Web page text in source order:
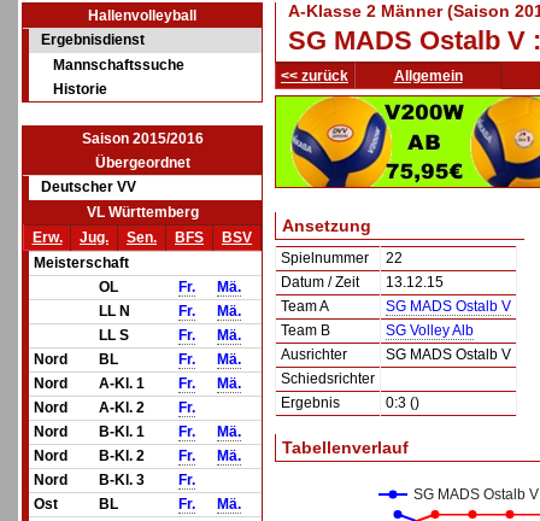
Hallenvolleyball
Ergebnisdienst
Mannschaftssuche
Historie
Saison 2015/2016
Übergeordnet
Deutscher VV
VL Württemberg
Erw.
Jug. Sen. BFS
BSV
Meisterschaft
OL
Fr.
Mä.
LL N
Fr.
Mä.
LL S
Fr.
Mä.
Nord
BL Fr.
Mä.
Nord
A-Kl. 1 Fr.
Mä.
Nord
A-Kl. 2
Fr.
Nord
B-Kl. 1 Fr.
Mä.
Nord
B-Kl. 2 Fr.
Mä.
Nord
B-Kl. 3
Fr.
Ost
BL Fr.
Mä.
A-Klasse 2 Männer (Saison
SG MADS Ostalb V
<< zurück Allgemein
Ansetzung
Spielnummer
22
Datum / Zeit
13.12.15
Team A
SG MADS Ostalb V
Team B
SG Volley Alb
Ausrichter
SG MADS Ostalb V
Schiedsrichter
Ergebnis
0:3 ()
Tabellenverlauf
SG MADS Ostalb V